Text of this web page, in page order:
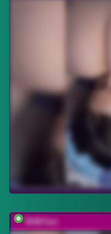
BABYam